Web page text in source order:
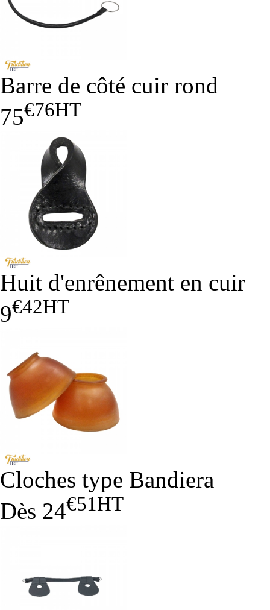
Barre de côté cuir rond
75€76HT
Huit d'enrênement en cuir
9€42HT
Cloches type Bandiera
Dès 24€51HT